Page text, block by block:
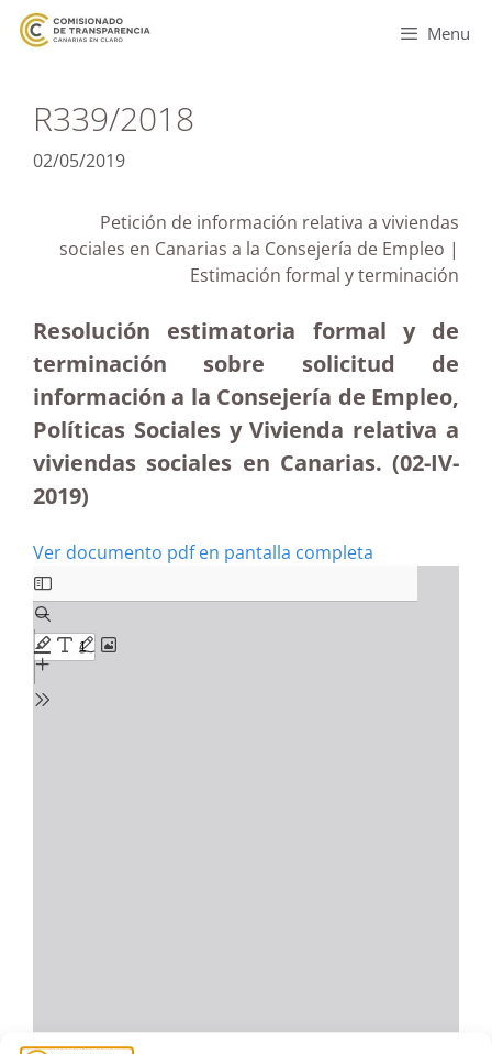
Menu
R339/2018
02/05/2019
Petición de información relativa a viviendas
sociales en Canarias a la Consejería de Empleo |
Estimación formal y terminación
Resolución estimatoria formal y de
terminación sobre solicitud de
información a la Consejería de Empleo,
Políticas Sociales y Vivienda relativa a
viviendas sociales en Canarias. (02-IV-
2019)
Ver documento pdf en pantalla completa